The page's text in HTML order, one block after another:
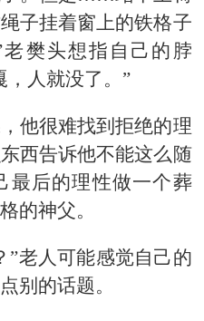
子挂着窗上的铁格子
樊头想指自己的脖
，人就没了。”
他很难找到拒绝的理
西告诉他不能这么随
最后的理性做一个葬
的神父。
”老人可能感觉自己的
别的话题。